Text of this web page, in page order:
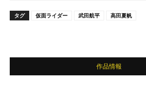
タグ 仮面ライダー 武田航平 高田夏帆
作品情報